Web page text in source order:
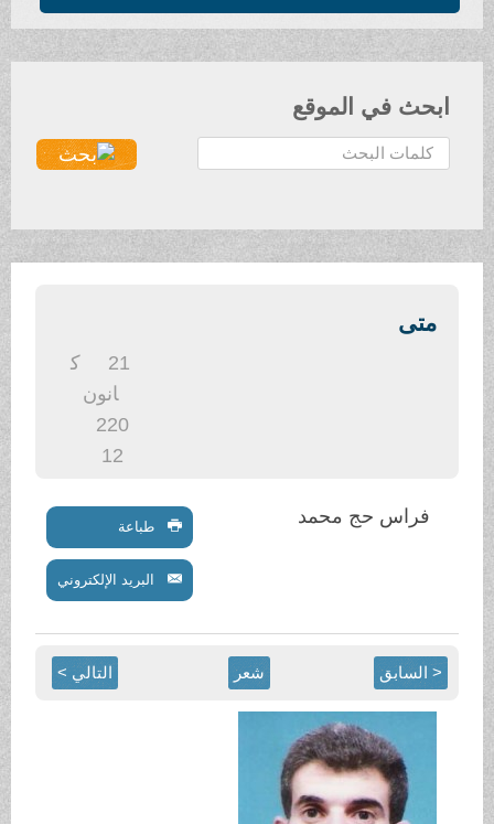
ابحث في الموقع
ح
ث
متى
انون
220
فراس حج محمد طباعة
البريد الإلكتروني
< السابق شعر التالي >